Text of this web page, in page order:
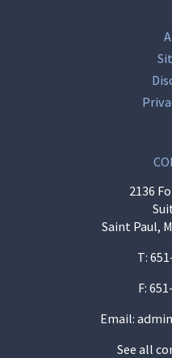
2136
Saint Paul,
T:
F:
Email:
See all